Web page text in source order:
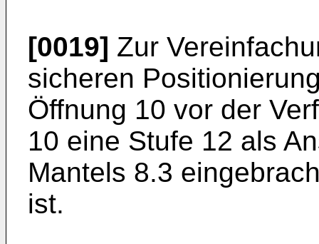
[0019] Zur
sicheren
Öffnung 10 vor der
10 eine Stufe 12 als
Mantels 8.3
ist.